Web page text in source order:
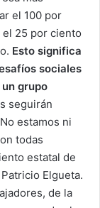
el 100 por
25 por ciento
Esto significa
sociales
grupo
seguirán
estamos ni
todas
estatal de
Elgueta.
de la